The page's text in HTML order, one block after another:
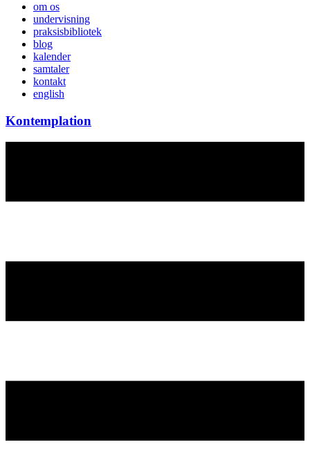
om os
undervisning
praksisbibliotek
blog
kalender
samtaler
kontakt
english
Kontemplation